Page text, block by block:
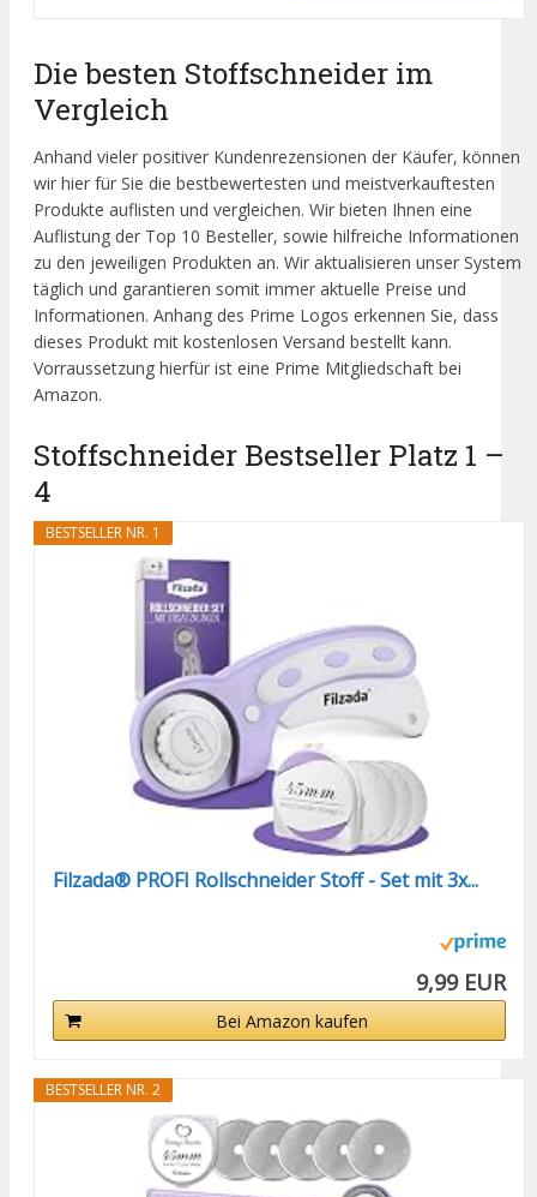
Die besten Stoffschneider im
Vergleich
Anhand vieler positiver Kundenrezensionen der Käufer, können
wir hier für Sie die bestbewertesten und meistverkauftesten
Produkte auflisten und vergleichen. Wir bieten Ihnen eine
Auflistung der Top 10 Besteller, sowie hilfreiche Informationen
zu den jeweiligen Produkten an. Wir aktualisieren unser System
täglich und garantieren somit immer aktuelle Preise und
Informationen. Anhang des Prime Logos erkennen Sie, dass
dieses Produkt mit kostenlosen Versand bestellt kann.
Vorraussetzung hierfür ist eine Prime Mitgliedschaft bei
Amazon.
Stoffschneider Bestseller Platz 1 –
4
BESTSELLER NR. 1
Filzada® PROFI Rollschneider Stoff - Set mit 3x...
9,99 EUR
Bei Amazon kaufen
BESTSELLER NR. 2